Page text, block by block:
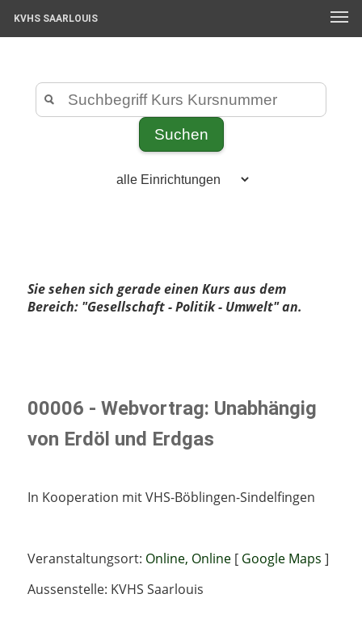
KVHS SAARLOUIS
Sie sehen sich gerade einen Kurs aus dem
Bereich: "Gesellschaft - Politik - Umwelt" an.
00006 - Webvortrag: Unabhängig
von Erdöl und Erdgas
In Kooperation mit VHS-Böblingen-Sindelfingen
Veranstaltungsort: Online, Online [ Google Maps ]
Aussenstelle: KVHS Saarlouis